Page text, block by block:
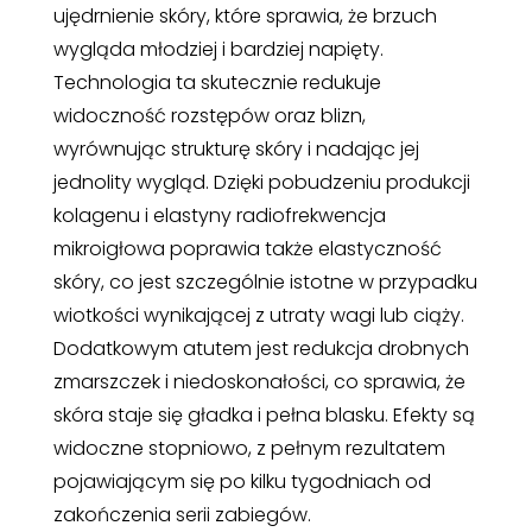
ujędrnienie skóry, które sprawia, że brzuch
wygląda młodziej i bardziej napięty.
Technologia ta skutecznie redukuje
widoczność rozstępów oraz blizn,
wyrównując strukturę skóry i nadając jej
jednolity wygląd. Dzięki pobudzeniu produkcji
kolagenu i elastyny radiofrekwencja
mikroigłowa poprawia także elastyczność
skóry, co jest szczególnie istotne w przypadku
wiotkości wynikającej z utraty wagi lub ciąży.
Dodatkowym atutem jest redukcja drobnych
zmarszczek i niedoskonałości, co sprawia, że
skóra staje się gładka i pełna blasku. Efekty są
widoczne stopniowo, z pełnym rezultatem
pojawiającym się po kilku tygodniach od
zakończenia serii zabiegów.